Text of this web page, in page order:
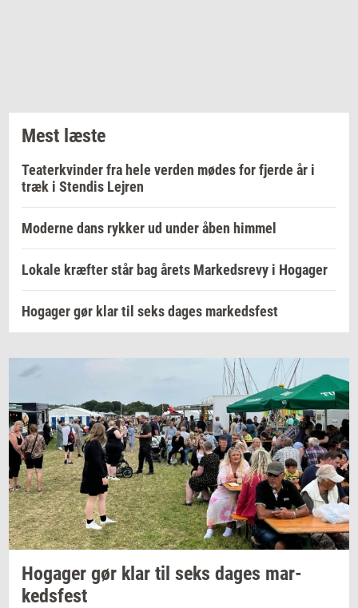
Mest læste
Teaterkvinder fra hele verden mødes for fjerde år i
træk i Stendis Lejren
Moderne dans rykker ud under åben himmel
Lokale kræfter står bag årets Markedsrevy i Hogager
Hogager gør klar til seks dages markedsfest
Ho­ga­ger gør klar til seks dages mar­
keds­fest